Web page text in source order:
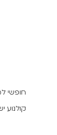
חופשי
קולנוע